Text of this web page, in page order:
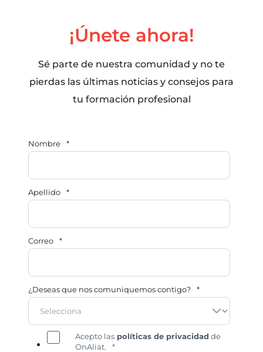
¡Únete ahora!
Sé parte de nuestra comunidad y no te
pierdas las últimas noticias y consejos para
tu formación profesional
Nombre *
Apellido *
Correo *
¿Deseas que nos comuniquemos contigo? *
Acepto las políticas de privacidad de
OnAliat.
*